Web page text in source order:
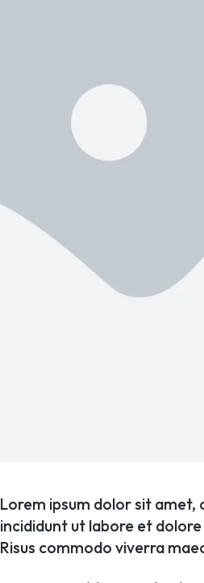
Lorem ipsum dolor sit
incididunt ut labore et dolore
Risus commodo viverra